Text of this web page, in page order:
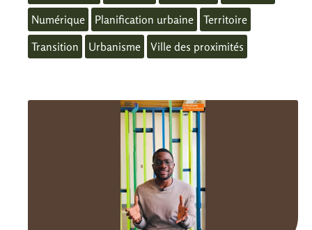
Numérique
Planification urbaine
Territoire
Transition
Urbanisme Ville des proximités